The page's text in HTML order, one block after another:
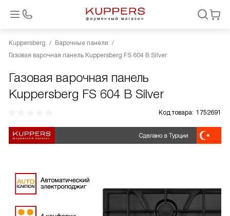
Kuppersberg
Варочные панели
Газовая варочная панель Kuppersberg FS 604 B Silver
Газовая варочная панель
Kuppersberg FS 604 B Silver
Код товара: 1752691